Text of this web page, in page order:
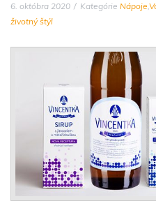
6. októbra 2020 Kategórie Nápoje,
životný štýl